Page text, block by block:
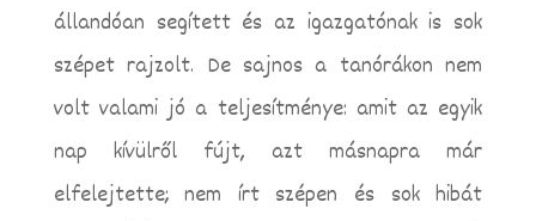
állandóan segített és az igazgatónak is sok
szépet rajzolt. De sajnos a tanórákon nem
volt valami jó a teljesítménye: amit az egyik
nap kívülről fújt, azt másnapra már
elfelejtette; nem írt szépen és sok hibát